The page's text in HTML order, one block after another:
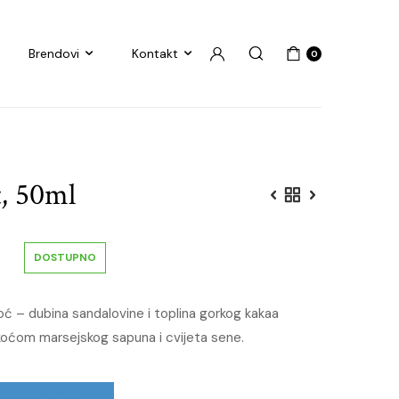
Brendovi Kontakt 0
50ml
DOSTUPNO
– dubina sandalovine i toplina gorkog kakaa
marsejskog sapuna i cvijeta sene.